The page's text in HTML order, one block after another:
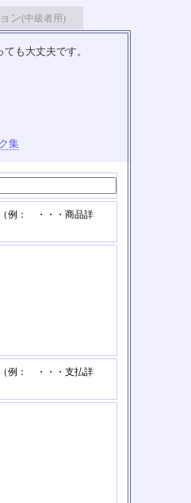
ン(中級者用)
も大丈夫です。
集
例： ・・・商品詳
例： ・・・支払詳